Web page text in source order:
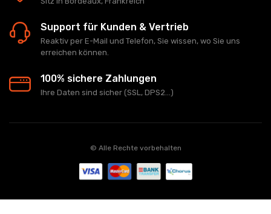
Support für Kunden & Vertrieb
Reaktiv per E-Mail und Telefon, Sie wissen, wo Sie uns
erreichen können.
100% sichere Zahlungen
Ihre Daten sind sicher (SSL, DPS2...)
© Alle Rechte vorbehalten